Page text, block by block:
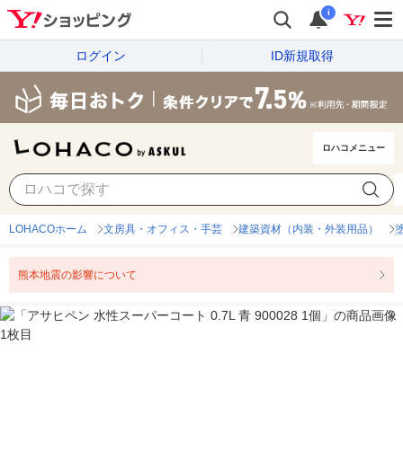
i
ログイン ID新規取得
ロハコメニュー
LOHACOホーム 文房具・オフィス・手芸 建築資材（内装・外装用品）
熊本地震の影響について